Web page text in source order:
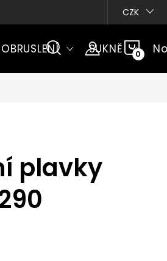
CZK
SUKNĚ
plavky